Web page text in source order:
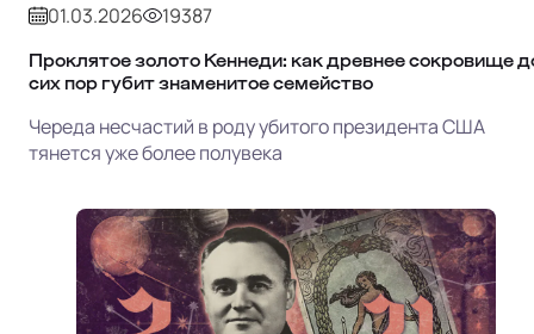
01.03.2026 19387
Проклятое золото Кеннеди: как древнее сокровище
сих пор губит знаменитое семейство
Череда несчастий в роду убитого президента США
тянется уже более полувека